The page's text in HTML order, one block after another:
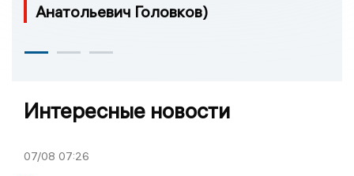
Анатольевич Головков)
Интересные новости
07/08 07:26